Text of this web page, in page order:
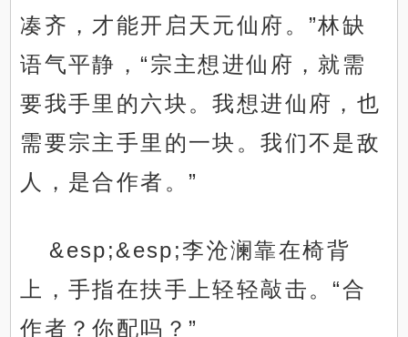
凑齐，才能开启天元仙府。”林缺
语气平静，“宗主想进仙府，就需
要我手里的六块。我想进仙府，也
需要宗主手里的一块。我们不是敌
人，是合作者。”
&esp;&esp;李沧澜靠在椅背
上，手指在扶手上轻轻敲击。“合
作者？你配吗？”